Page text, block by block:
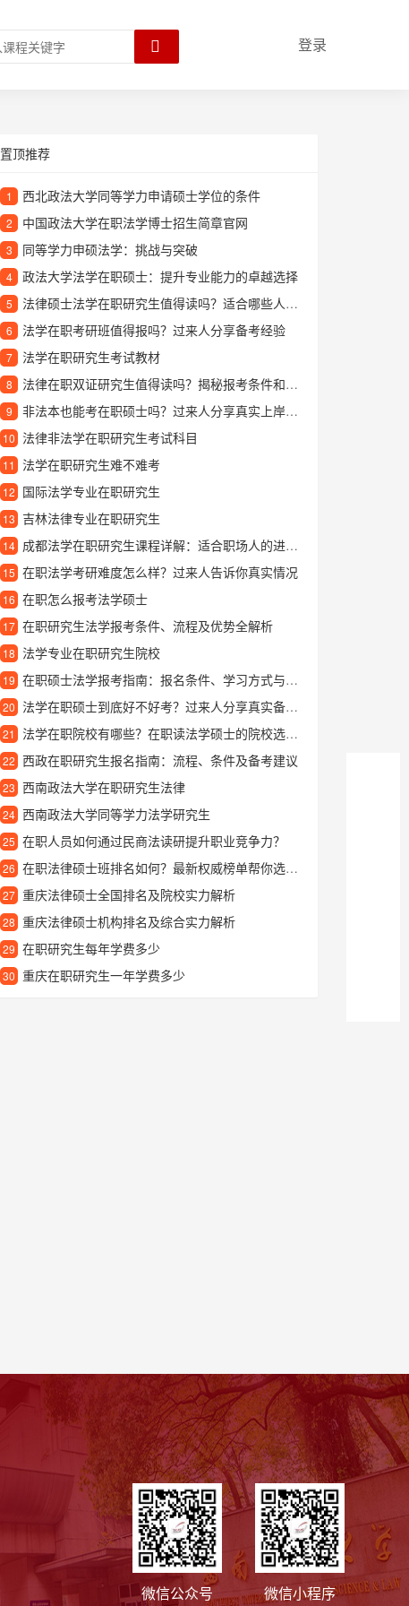
登录
置顶推荐
1 西北政法大学同等学力申请硕士学位的条件
2 中国政法大学在职法学博士招生简章官网
3 同等学力申硕法学：挑战与突破
4 政法大学法学在职硕士：提升专业能力的卓越选择
5 法律硕士法学在职研究生值得读吗？适合哪些人报考？
6 法学在职考研班值得报吗？过来人分享备考经验
7 法学在职研究生考试教材
8 法律在职双证研究生值得读吗？揭秘报考条件和职业发展优势
9 非法本也能考在职硕士吗？过来人分享真实上岸经验
10 法律非法学在职研究生考试科目
11 法学在职研究生难不难考
12 国际法学专业在职研究生
13 吉林法律专业在职研究生
14 成都法学在职研究生课程详解：适合职场人的进修选择
15 在职法学考研难度怎么样？过来人告诉你真实情况
16 在职怎么报考法学硕士
17 在职研究生法学报考条件、流程及优势全解析
18 法学专业在职研究生院校
19 在职硕士法学报考指南：报名条件、学习方式与就业前景解析
20 法学在职硕士到底好不好考？过来人分享真实备考经验
21 法学在职院校有哪些？在职读法学硕士的院校选择指南
22 西政在职研究生报名指南：流程、条件及备考建议
23 西南政法大学在职研究生法律
24 西南政法大学同等学力法学研究生
25 在职人员如何通过民商法读研提升职业竞争力？
26 在职法律硕士班排名如何？最新权威榜单帮你选对院校
27 重庆法律硕士全国排名及院校实力解析
28 重庆法律硕士机构排名及综合实力解析
29 在职研究生每年学费多少
30 重庆在职研究生一年学费多少
微信公众号 微信小程序